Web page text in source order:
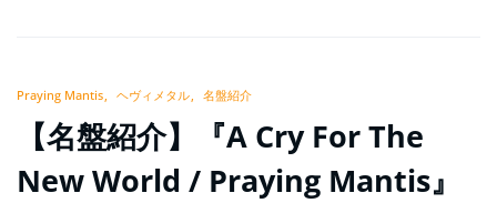
Praying Mantis ヘヴィメタル 名盤紹介
【名盤紹介】『A Cry For The
New World / Praying Mantis』